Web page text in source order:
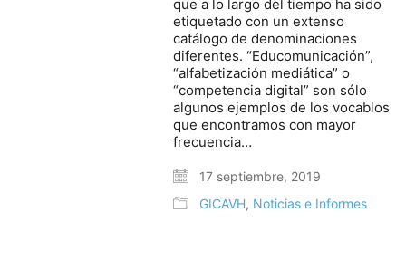
que a lo largo del tiempo ha sido
etiquetado con un extenso
catálogo de denominaciones
diferentes. “Educomunicación”,
“alfabetización mediática” o
“competencia digital” son sólo
algunos ejemplos de los vocablos
que encontramos con mayor
frecuencia…
17 septiembre, 2019
GICAVH, Noticias e Informes